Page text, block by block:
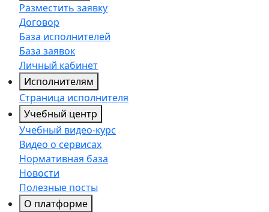
Разместить заявку
Договор
База исполнителей
База заявок
Личный кабинет
Исполнителям
Страница исполнителя
Учебный центр
Учебный видео-курс
Видео о сервисах
Нормативная база
Новости
Полезные посты
О платформе